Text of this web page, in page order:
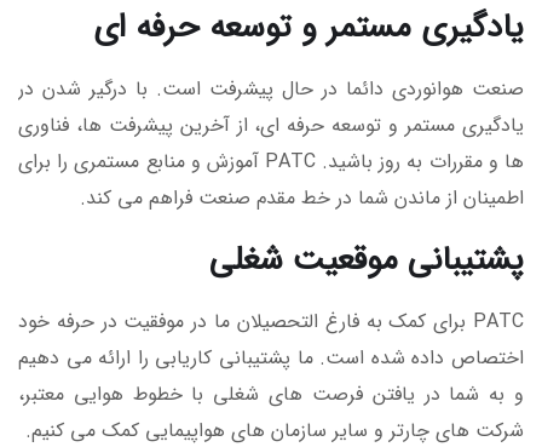
یادگیری مستمر و توسعه حرفه ای
صنعت هوانوردی دائما در حال پیشرفت است. با درگیر شدن در
یادگیری مستمر و توسعه حرفه ای، از آخرین پیشرفت ها، فناوری
ها و مقررات به روز باشید. PATC آموزش و منابع مستمری را برای
اطمینان از ماندن شما در خط مقدم صنعت فراهم می کند.
پشتیبانی موقعیت شغلی
PATC برای کمک به فارغ التحصیلان ما در موفقیت در حرفه خود
اختصاص داده شده است. ما پشتیبانی کاریابی را ارائه می دهیم
و به شما در یافتن فرصت های شغلی با خطوط هوایی معتبر،
شرکت های چارتر و سایر سازمان های هواپیمایی کمک می کنیم.